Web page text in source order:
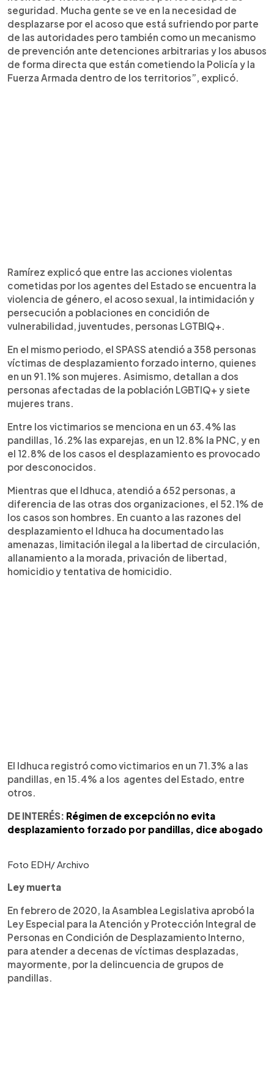
seguridad. Mucha gente se ve en la necesidad de
desplazarse por el acoso que está sufriendo por parte
de las autoridades pero también como un mecanismo
de prevención ante detenciones arbitrarias y los abusos
de forma directa que están cometiendo la Policía y la
Fuerza Armada dentro de los territorios”, explicó.
Ramírez explicó que entre las acciones violentas
cometidas por los agentes del Estado se encuentra la
violencia de género, el acoso sexual, la intimidación y
persecución a poblaciones en concidión de
vulnerabilidad, juventudes, personas LGTBIQ+.
En el mismo periodo, el SPASS atendió a 358 personas
víctimas de desplazamiento forzado interno, quienes
en un 91.1% son mujeres. Asimismo, detallan a dos
personas afectadas de la población LGBTIQ+ y siete
mujeres trans.
Entre los victimarios se menciona en un 63.4% las
pandillas, 16.2% las exparejas, en un 12.8% la PNC, y en
el 12.8% de los casos el desplazamiento es provocado
por desconocidos.
Mientras que el Idhuca, atendió a 652 personas, a
diferencia de las otras dos organizaciones, el 52.1% de
los casos son hombres. En cuanto a las razones del
desplazamiento el Idhuca ha documentado las
amenazas, limitación ilegal a la libertad de circulación,
allanamiento a la morada, privación de libertad,
homicidio y tentativa de homicidio.
El Idhuca registró como victimarios en un 71.3% a las
pandillas, en 15.4% a los agentes del Estado, entre
otros.
DE INTERÉS: Régimen de excepción no evita
desplazamiento forzado por pandillas, dice abogado
Foto EDH/ Archivo
Ley muerta
En febrero de 2020, la Asamblea Legislativa aprobó la
Ley Especial para la Atención y Protección Integral de
Personas en Condición de Desplazamiento Interno,
para atender a decenas de víctimas desplazadas,
mayormente, por la delincuencia de grupos de
pandillas.